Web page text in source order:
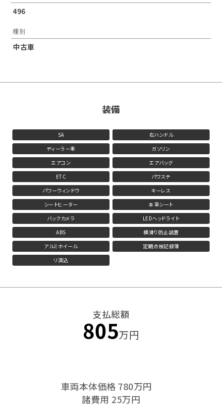
496
種別
中古車
装備
SA
右ハンドル
ディーラー車
ガソリン
エアコン
エアバッグ
ETC
パワステ
パワーウィンドウ
キーレス
シートヒーター
本革シート
バックカメラ
LEDヘッドライト
ABS
横滑り防止装置
アルミホイール
定期点検記録簿
リ済込
支払総額
805万円
車両本体価格 780万円
諸費用 25万円